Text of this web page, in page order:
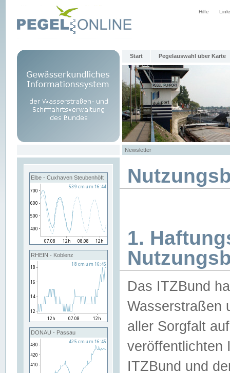
Hilfe
Start Pegelauswahl über Karte
Newsletter
Elbe - Cuxhaven Steubenhöft
RHEIN - Koblenz
DONAU - Passau
1.
Das ITZBund
Wasserstraßen
aller Sorgfalt
veröffentlichten
ITZBund und